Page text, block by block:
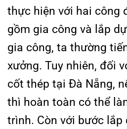
thực hiện với hai công
gồm gia công và lắp
gia công, ta thường
xưởng. Tuy nhiên, đối
cốt thép tại Đà Nẵng,
thì hoàn toàn có thể
trình. Còn với bước lắp